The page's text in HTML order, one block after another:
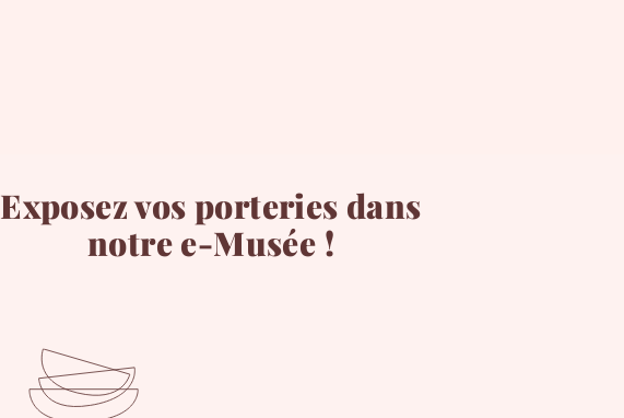
Exposez vos porteries dans
notre e-Musée !